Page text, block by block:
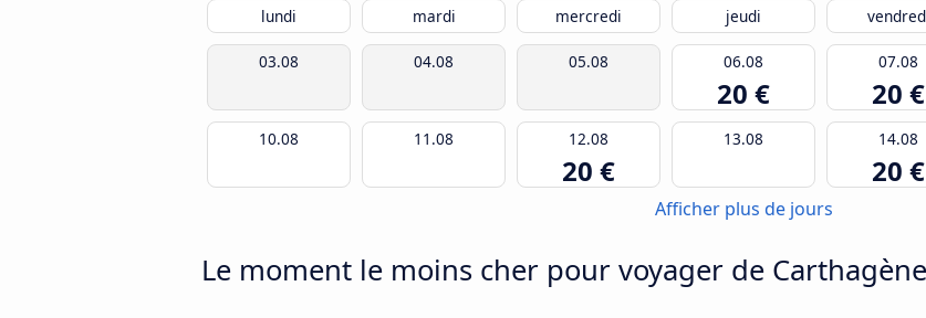
lundi mardi mercredi jeudi
03.08 04.08 05.08 06.08
20 €
07.08
20 €
10.08 11.08 12.08
20 €
13.08 14.08
20 €
Afficher plus de jours
Le moment le moins cher pour voyager de